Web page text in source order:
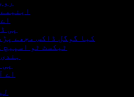
پی
کیا گوگل ڈاکس مجھے
ٹیکسٹ ٹو اسپیچ
پی
اے